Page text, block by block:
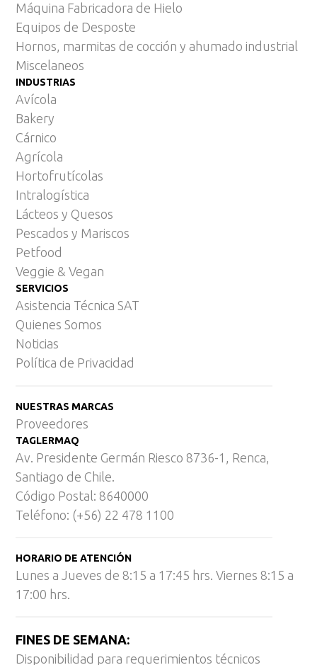
Máquina Fabricadora de Hielo
Equipos de Desposte
Hornos, marmitas de cocción y ahumado industrial
Miscelaneos
INDUSTRIAS
Avícola
Bakery
Cárnico
Agrícola
Hortofrutícolas
Intralogística
Lácteos y Quesos
Pescados y Mariscos
Petfood
Veggie & Vegan
SERVICIOS
Asistencia Técnica SAT
Quienes Somos
Noticias
Política de Privacidad
NUESTRAS MARCAS
Proveedores
TAGLERMAQ
Av. Presidente Germán Riesco 8736-1, Renca,
Santiago de Chile.
Código Postal: 8640000
Teléfono: (+56) 22 478 1100
HORARIO DE ATENCIÓN
Lunes a Jueves de 8:15 a 17:45 hrs. Viernes 8:15 a
17:00 hrs.
FINES DE SEMANA:
Disponibilidad para requerimientos técnicos